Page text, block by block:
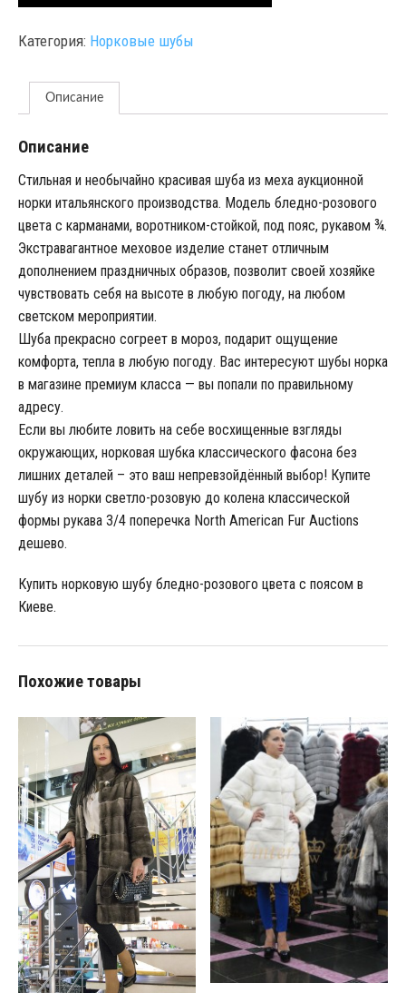
Категория: Норковые шубы
Описание
Описание
Стильная и необычайно красивая шуба из меха аукционной
норки итальянского производства. Модель бледно-розового
цвета с карманами, воротником-стойкой, под пояс, рукавом ¾.
Экстравагантное меховое изделие станет отличным
дополнением праздничных образов, позволит своей хозяйке
чувствовать себя на высоте в любую погоду, на любом
светском мероприятии.
Шуба прекрасно согреет в мороз, подарит ощущение
комфорта, тепла в любую погоду. Вас интересуют шубы норка
в магазине премиум класса — вы попали по правильному
адресу.
Если вы любите ловить на себе восхищенные взгляды
окружающих, норковая шубка классического фасона без
лишних деталей – это ваш непревзойдённый выбор! Купите
шубу из норки светло-розовую до колена классической
формы рукава 3/4 поперечка North American Fur Auctions
дешево.
Купить норковую шубу бледно-розового цвета с поясом в
Киеве.
Похожие товары